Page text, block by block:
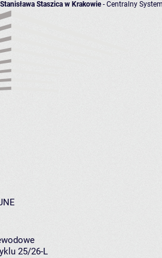
Staszica w Krakowie- Centralny
25/26-L